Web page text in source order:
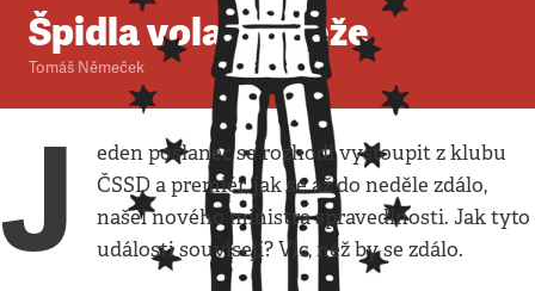
Špidla volal Papeže
Tomáš Němeček
J
eden poslanec se rozhodl vystoupit z klubu
ČSSD a premiér, jak se až do neděle zdálo,
našel nového ministra spravedlnosti. Jak tyto
události souvisejí? Víc, než by se zdálo.